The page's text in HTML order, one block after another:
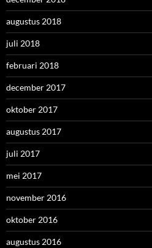
augustus 2018
juli 2018
februari 2018
december 2017
oktober 2017
augustus 2017
juli 2017
mei 2017
november 2016
oktober 2016
augustus 2016